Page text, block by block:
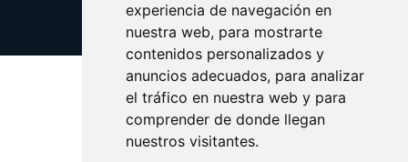
experiencia de navegación en
nuestra web, para mostrarte
contenidos personalizados y
anuncios adecuados, para analizar
el tráfico en nuestra web y para
comprender de donde llegan
nuestros visitantes.
Copyright © 2025 cronometro.es